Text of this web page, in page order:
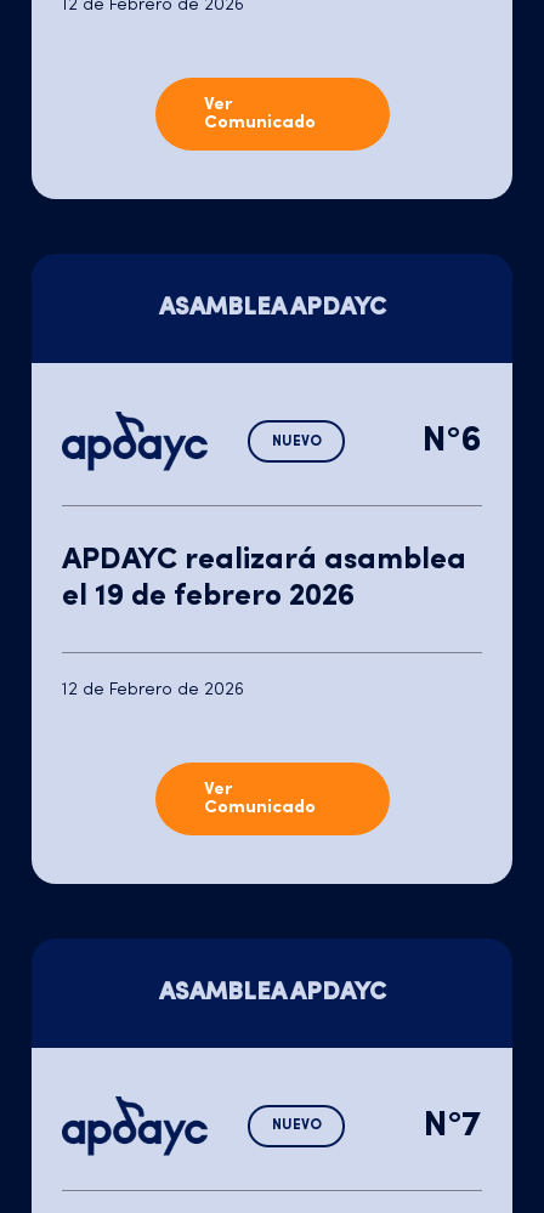
12 de Febrero de 2026
Ver
Comunicado
ASAMBLEA APDAYC
NUEVO N°6
APDAYC realizará asamblea
el 19 de febrero 2026
12 de Febrero de 2026
Ver
Comunicado
ASAMBLEA APDAYC
NUEVO N°7